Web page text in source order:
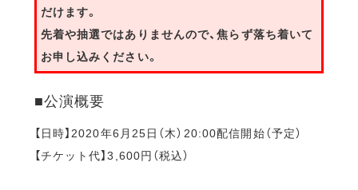
だけます。
先着や抽選ではありませんので、焦らず落ち着いて
お申し込みください。
■公演概要
【日時】2020年6月25日（木）20:00配信開始（予定）
【チケット代】3,600円（税込）